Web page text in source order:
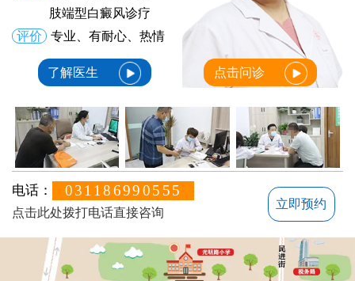
肢端型白癜风诊疗
评价
专业、有耐心、热情
了解医生 点击问诊
电话： 031186990555
点击此处拨打电话直接咨询
立即预约